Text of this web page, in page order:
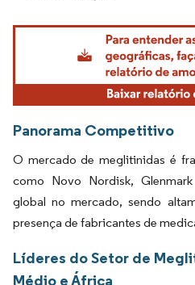
Imagem © Mordor Intelligence. O reuso
Panorama Competitivo
O mercado de meglitinidas é
como Novo Nordisk,
global no mercado, sendo
presença de fabricantes de
Líderes do Setor de
Médio e África